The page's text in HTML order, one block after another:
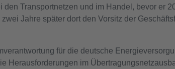
Transportnetzen und im Handel, bevor er
Jahre später dort den Vorsitz der
für die deutsche
Herausforderungen im